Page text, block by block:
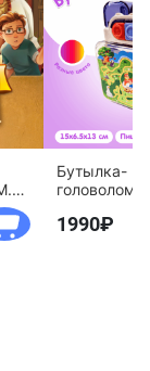
Бутылка-
агентство
1990